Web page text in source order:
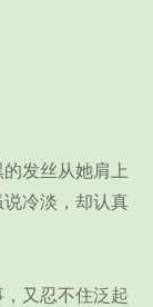
发丝从她肩上
冷淡，却认真
又忍不住泛起